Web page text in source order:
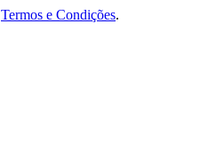
Termos e Condições.